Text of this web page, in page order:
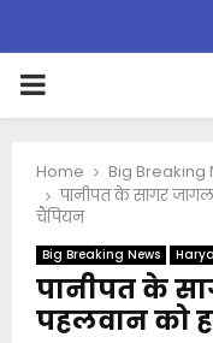
PRIMARY
Home
Big Breaking
पानीपत के सागर
चैंपियन
Big Breaking News
पानीपत के
पहलवान को